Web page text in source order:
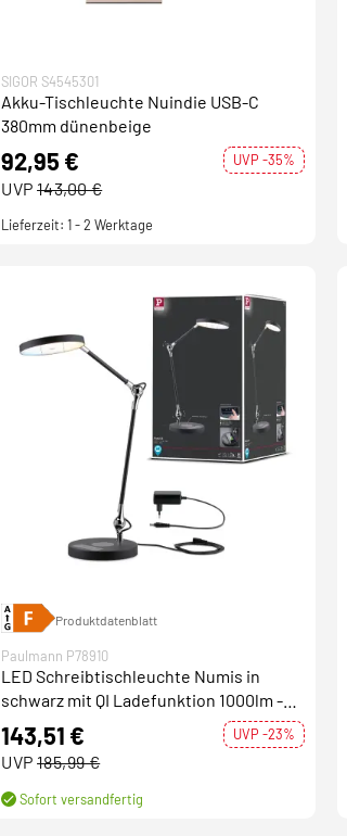
SIGOR S4545301
Akku-Tischleuchte Nuindie USB-C
380mm dünenbeige
92,95 € UVP -35%
UVP 143,00 €
Lieferzeit: 1 - 2 Werktage
Produktdatenblatt
Paulmann P78910
LED Schreibtischleuchte Numis in
schwarz mit QI Ladefunktion 1000lm -
Stufenlos dimmbar 2700-6500K White
Switch
143,51 € UVP -23%
UVP 185,99 €
Sofort versandfertig